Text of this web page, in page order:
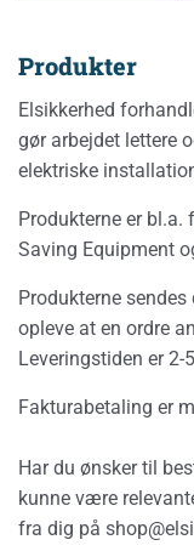
Produkter
Elsikkerhed
gør arbejdet lettere
elektriske
Produkterne er
Saving Equipment
Produkterne
opleve at en ordre
Leveringstiden er 2-
Fakturabetaling er
Har du ønsker til
kunne være
fra dig på